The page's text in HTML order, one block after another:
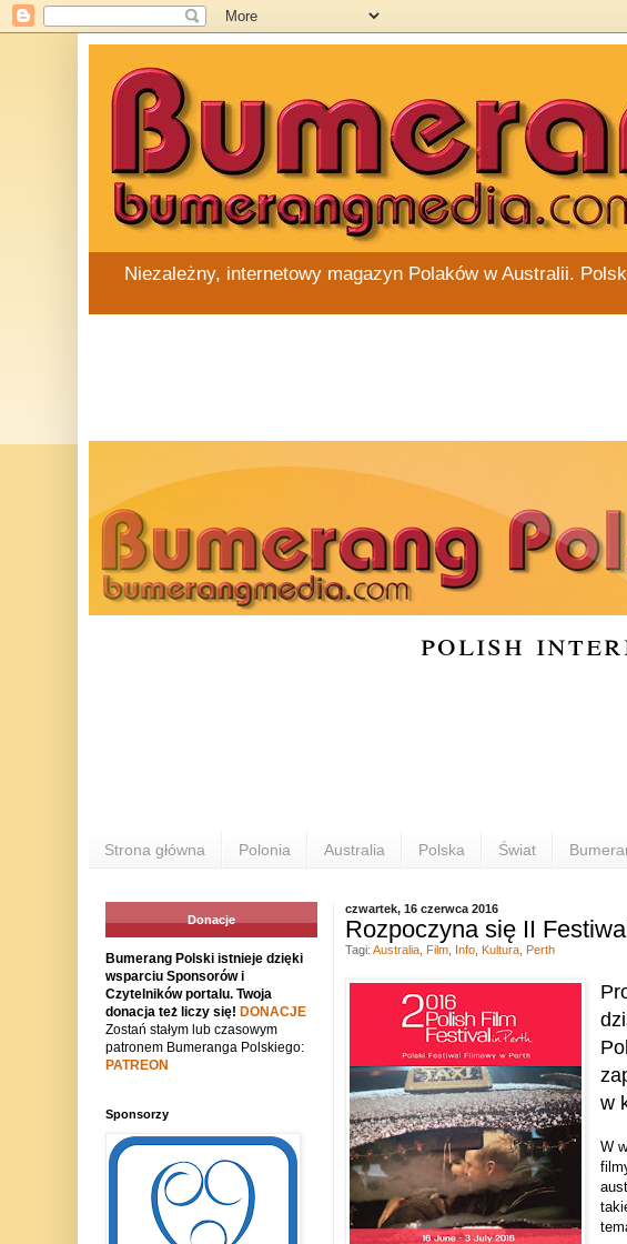
Niezależny, internetowy magazyn Polaków w Australii.
polish
Strona główna Polonia Australia Polska Świat
czwartek, 16 czerwca 2016
Rozpoczyna się II
w
W
Tagi: Australia, Film, Info, Kultura, Perth
Donacje
Bumerang Polski istnieje dzięki
wsparciu Sponsorów i
Czytelników portalu. Twoja
donacja też liczy się! DONACJE
Zostań stałym lub czasowym
patronem Bumeranga Polskiego:
PATREON
Sponsorzy